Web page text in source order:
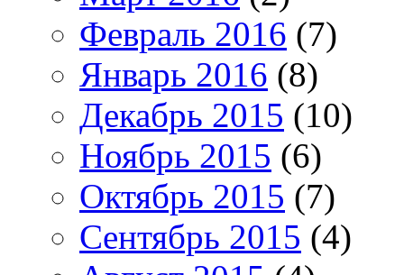
Февраль 2016 (7)
Январь 2016 (8)
Декабрь 2015 (10)
Ноябрь 2015 (6)
Октябрь 2015 (7)
Сентябрь 2015 (4)